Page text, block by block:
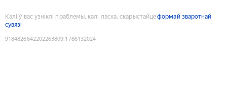
Калі ў вас узніклі праблемы, калі ласка, скарыстайцеформай зваротнай
сувязі
9184826642202263809:1786132024